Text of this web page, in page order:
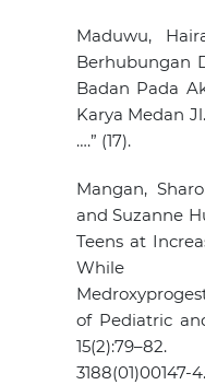
Maduwu,
Berhubungan
Badan Pada
Karya Medan
….” (17).
Mangan,
and Suzanne
Teens at
While
of Pediatric
3188(01)00147-4.